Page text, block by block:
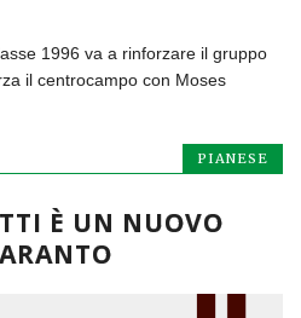
1996 va a rinforzare il gruppo
il centrocampo con Moses
PIANESE
È UN NUOVO